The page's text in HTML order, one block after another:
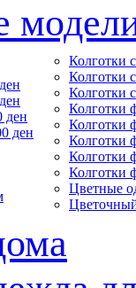
ден
ден
Колготки
Колготки
Колготки
Колготки
Колготки
Колготки
Колготки
Колготки
Цветные